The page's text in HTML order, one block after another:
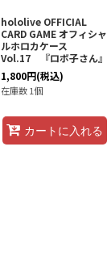
hololive OFFICIAL
CARD GAME オフィシャ
ルホロカケース
Vol.17 『ロボ子さん』
1,800円(税込)
在庫数 1個
カートに入れる